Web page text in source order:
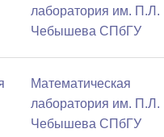
лаборатория им. П.Л.
Чебышева СПбГУ
Математичеcкая
лаборатория им. П.Л.
Чебышева СПбГУ